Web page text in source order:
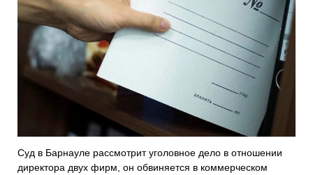
Суд в Барнауле рассмотрит уголовное дело в отношении
директора двух фирм, он обвиняется в коммерческом